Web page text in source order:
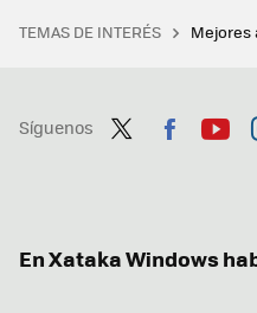
TEMAS DE INTERÉS Mejores
Síguenos
En Xataka Windows